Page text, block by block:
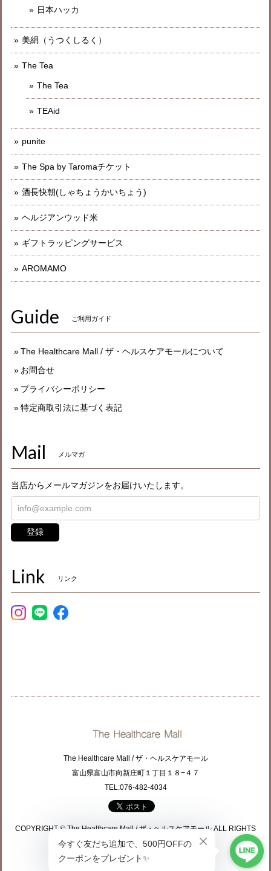
日本ハッカ
美絹（うつくしるく）
The Tea
The Tea
TEAid
punite
The Spa by Taromaチケット
酒長快朝(しゃちょうかいちょう)
ヘルジアンウッド米
ギフトラッピングサービス
AROMAMO
Guide ご利用ガイド
The Healthcare Mall / ザ・ヘルスケアモールについて
お問合せ
プライバシーポリシー
特定商取引法に基づく表記
Mail メルマガ
当店からメールマガジンをお届けいたします。
登録
Link リンク
The Healthcare Mall / ザ・ヘルスケアモール
富山県富山市向新庄町１丁目１８−４７
TEL:076-482-4034
COPYRIGHT © The Healthcare Mall / ザ・ヘルスケアモール ALL RIGHTS
RESERVED.